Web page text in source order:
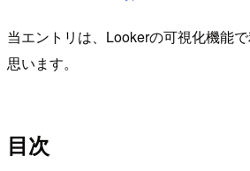
当エントリは、Lookerの可視化機能
思います。
目次